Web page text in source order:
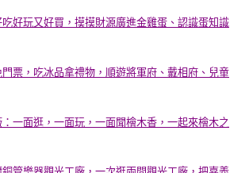
好玩又好買，摸摸財源廣進金雞蛋、認識蛋知識
票，吃冰品拿禮物，順遊將軍府、戴相府、兒童
一面逛，一面玩，一面聞檜木香，一起來檜木之